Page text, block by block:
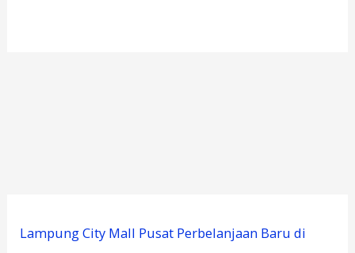
Lampung City Mall Pusat Perbelanjaan Baru di